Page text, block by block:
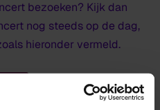
bezoeken? Kijk dan
nog steeds op de dag,
hieronder vermeld.